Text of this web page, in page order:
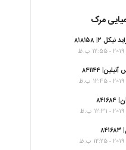
مرک
۲| ۸۱۸۱۵۸